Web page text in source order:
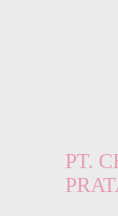
PT.